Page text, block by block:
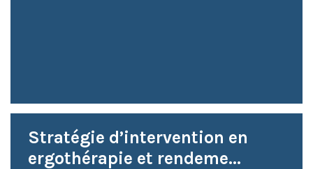
Stratégie d’intervention en
ergothérapie et rendeme...